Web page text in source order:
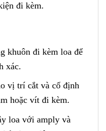
đi kèm.
khuôn đi kèm loa để
xác.
vị trí cắt và cố định
hoặc vít đi kèm.
loa với amply và